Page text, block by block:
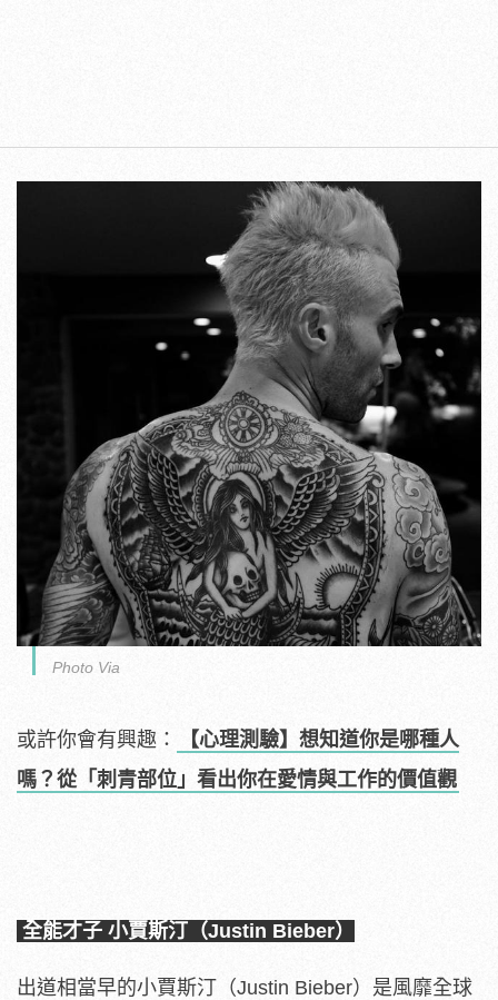
Photo Via
或許你會有興趣：
【心理測驗】想知道你是哪種人
嗎？從「刺青部位」看出你在愛情與工作的價值觀
全能才子 小賈斯汀（Justin Bieber）
出道相當早的小賈斯汀（Justin Bieber）是風靡全球